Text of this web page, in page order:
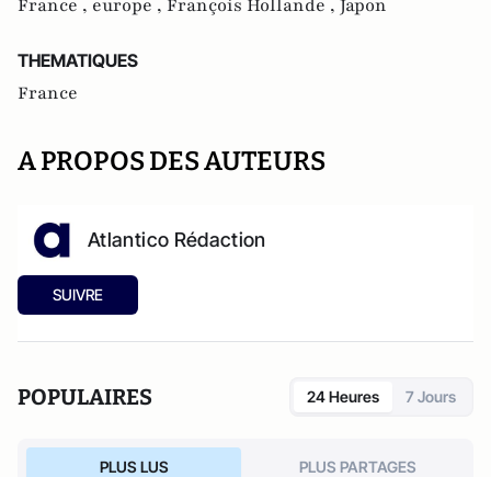
France , europe , François Hollande , Japon
THEMATIQUES
France
A PROPOS DES AUTEURS
Atlantico Rédaction
SUIVRE
POPULAIRES 24 Heures 7 Jours
PLUS LUS PLUS PARTAGES